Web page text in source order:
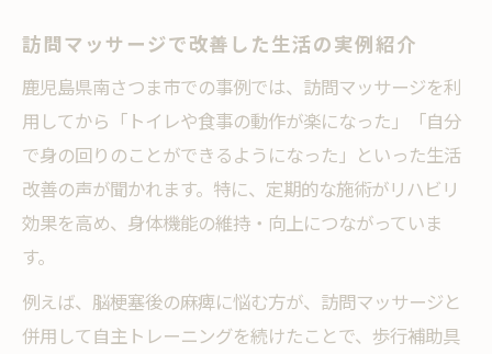
訪問マッサージで改善した生活の実例紹介
鹿児島県南さつま市での事例では、訪問マッサージを利
用してから「トイレや食事の動作が楽になった」「自分
で身の回りのことができるようになった」といった生活
改善の声が聞かれます。特に、定期的な施術がリハビリ
効果を高め、身体機能の維持・向上につながっていま
す。
例えば、脳梗塞後の麻痺に悩む方が、訪問マッサージと
併用して自主トレーニングを続けたことで、歩行補助具